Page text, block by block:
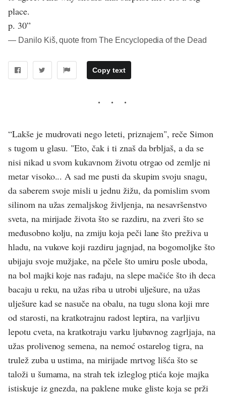
place.
p. 30”
― Danilo Kiš, quote from The Encyclopedia of the Dead
Copy text
“Lakše je mudrovati nego leteti, priznajem", reče Simon
s tugom u glasu. "Eto, čak i ti znaš da brbljaš, a da se
nisi nikad u svom kukavnom životu otrgao od zemlje ni
metar visoko... A sad me pusti da skupim svoju snagu,
da saberem svoje misli u jednu žižu, da pomislim svom
silinom na užas zemaljskog življenja, na nesavršenstvo
sveta, na mirijade života što se razdiru, na zveri što se
međusobno kolju, na zmiju koja peči lane što preživa u
hladu, na vukove koji razdiru jagnjad, na bogomoljke što
ubijaju svoje mužjake, na pčele što umiru posle uboda,
na bol majki koje nas rađaju, na slepe mačiće što ih deca
bacaju u reku, na užas riba u utrobi ulješure, na užas
ulješure kad se nasuče na obalu, na tugu slona koji mre
od starosti, na kratkotrajnu radost leptira, na varljivu
lepotu cveta, na kratkotraju varku ljubavnog zagrljaja, na
užas prolivenog semena, na nemoć ostarelog tigra, na
trulež zuba u ustima, na mirijade mrtvog lišća što se
taloži u šumama, na strah tek izleglog ptića koje majka
istiskuje iz gnezda, na paklene muke gliste koja se prži